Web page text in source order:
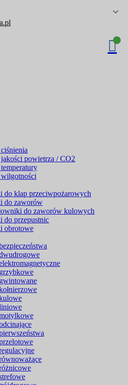
powietrza / CO2
do klap przeciwpożarowych
do zaworów
do zaworów kulowych
do przepustnic
obrotowe